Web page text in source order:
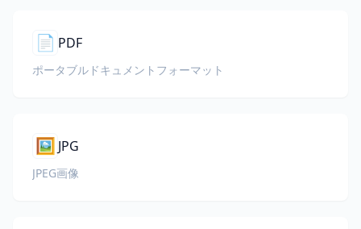
📄 PDF
ポータブルドキュメントフォーマット
🖼️ JPG
JPEG画像